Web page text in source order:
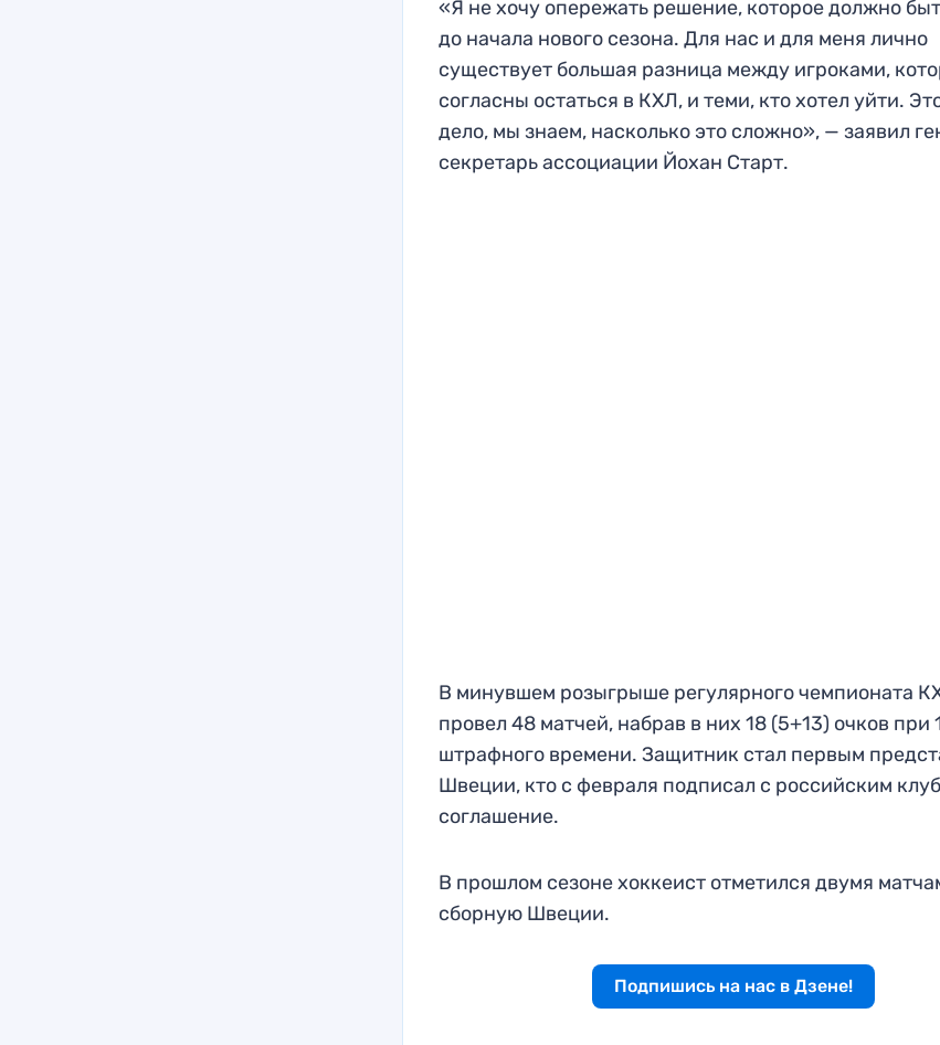
«Я не хочу опережать решение, которое должно
до начала нового сезона. Для нас и для меня лично
существует большая разница между игроками,
согласны остаться в КХЛ, и теми, кто хотел уйти.
дело, мы знаем, насколько это сложно», — заявил
секретарь ассоциации Йохан Старт.
В минувшем розыгрыше регулярного чемпионата
провел 48 матчей, набрав в них 18 (5+13) очков при
штрафного времени. Защитник стал первым
Швеции, кто с февраля подписал с российским
соглашение.
В прошлом сезоне хоккеист отметился двумя
сборную Швеции.
Подпишись на нас в Дзене!